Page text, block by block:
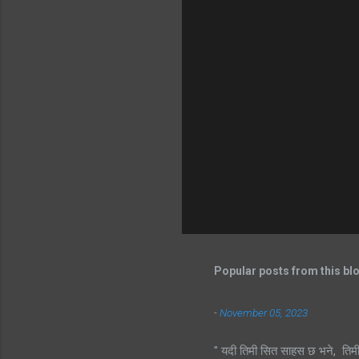
Popular posts from this
-November 05, 2023
" यदी तिमी सित साहस छ भने,